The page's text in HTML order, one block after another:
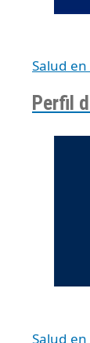
Salud
Perfil
Salud